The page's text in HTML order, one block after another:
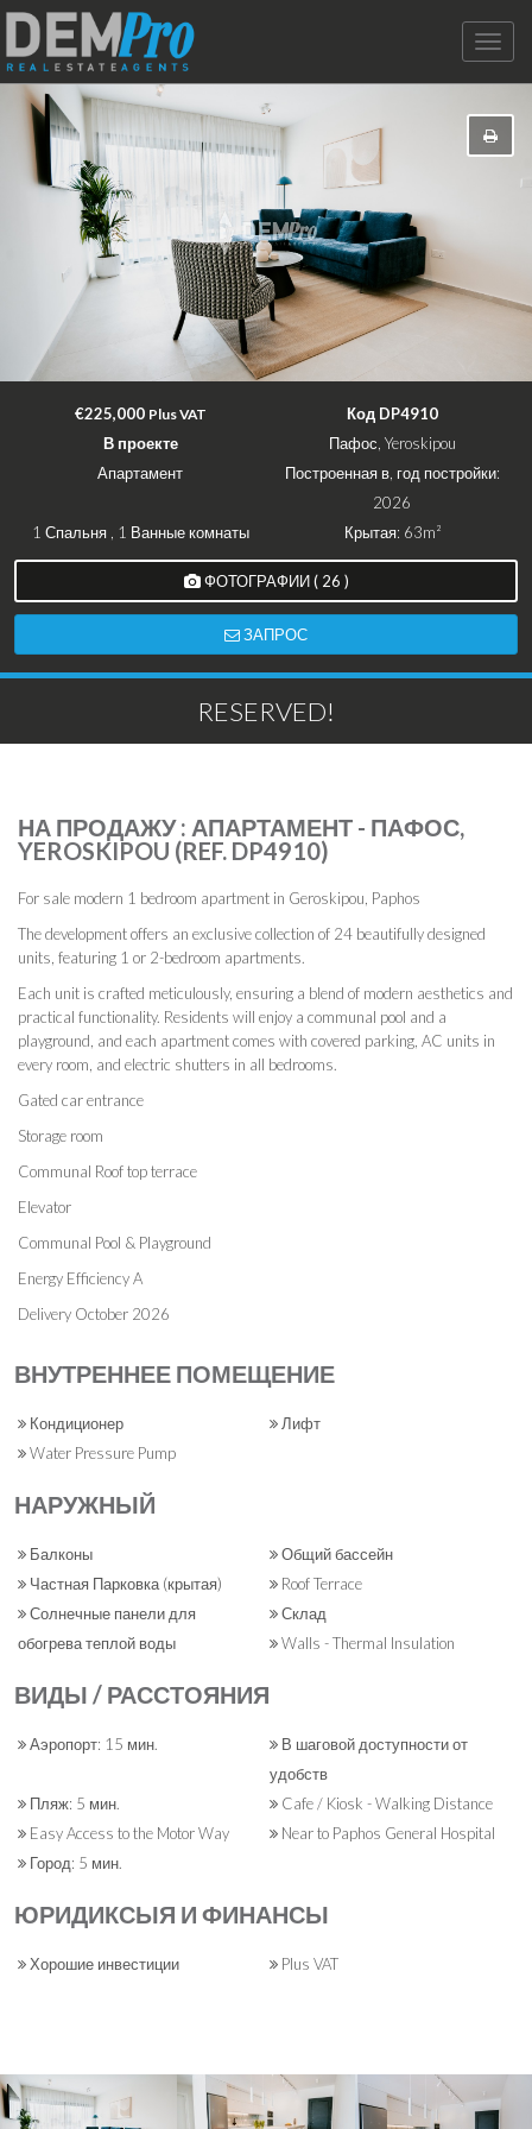
Toggle
€225,000 Plus VAT
Код DP4910
В проекте
Пафос, Yeroskipou
Апартамент
Построенная в, год постройки:
2026
1 Спальня , 1 Ванные комнаты
Крытая: 63m²
ФОТОГРАФИИ ( 26 )
ЗАПРОС
RESERVED!
НА ПРОДАЖУ : АПАРТАМЕНТ - ПАФОС,
YEROSKIPOU (REF. DP4910)
For sale modern 1 bedroom apartment in Geroskipou, Paphos
The development offers an exclusive collection of 24 beautifully designed
units, featuring 1 or 2-bedroom apartments.
Each unit is crafted meticulously, ensuring a blend of modern aesthetics and
practical functionality. Residents will enjoy a communal pool and a
playground, and each apartment comes with covered parking, AC units in
every room, and electric shutters in all bedrooms.
Gated car entrance
Storage room
Communal Roof top terrace
Elevator
Communal Pool & Playground
Energy Efficiency A
Delivery October 2026
ВНУТРЕННЕЕ ПОМЕЩЕНИЕ
Кондиционер
Лифт
Water Pressure Pump
НАРУЖНЫЙ
Балконы
Общий бассейн
Частная Парковка (крытая)
Roof Terrace
Солнечные панели для
обогрева теплой воды
Склад
Walls - Thermal Insulation
ВИДЫ / РАССТОЯНИЯ
Аэропорт: 15 мин.
В шаговой доступности от
удобств
Пляж: 5 мин.
Cafe / Kiosk - Walking Distance
Easy Access to the Motor Way
Near to Paphos General Hospital
Город: 5 мин.
ЮРИДИКСЫЯ И ФИНАНСЫ
Хорошие инвестиции Plus VAT